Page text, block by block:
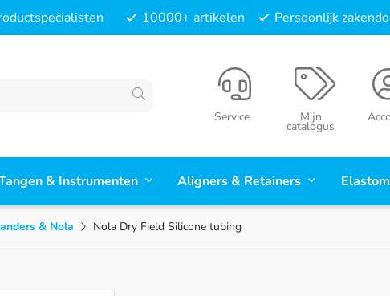
10000+ artikelen Persoonlijk
Mijn
catalogus
Service
& Instrumenten Aligners & Retainers
& Nola Nola Dry Field Silicone tubing